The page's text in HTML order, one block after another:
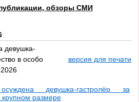
обзоры СМИ
девушка-
в особо
версия для печати
девушка-гастролёр за
размере